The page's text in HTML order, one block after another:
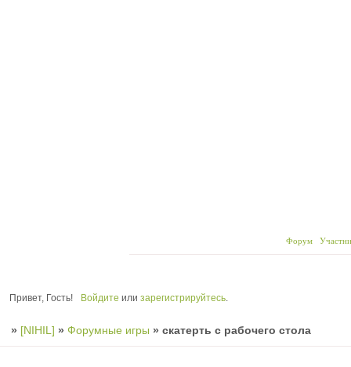
Форум
Привет, Гость! Войдите или зарегистрируйтесь.
» [NIHIL] » Форумные игры » скатерть с рабочего стола